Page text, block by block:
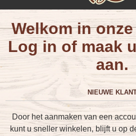
Welkom in
Log in of maak
aan.
NIEUWE
Door het aanmaken van een
kunt u sneller winkelen, blijft u op